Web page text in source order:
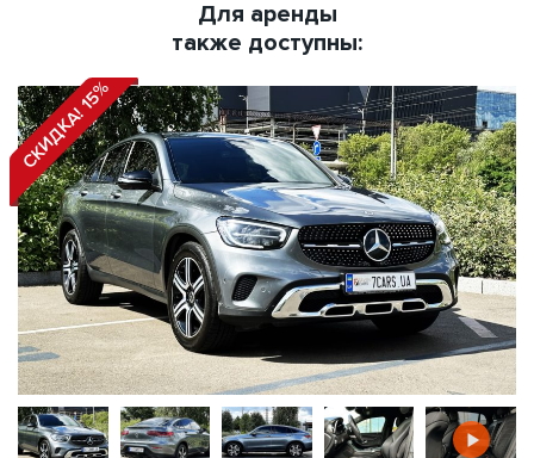
Для аренды
также доступны:
СКИДКА! 15%